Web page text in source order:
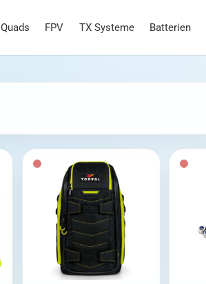
Quads FPV TX Systeme Batterien